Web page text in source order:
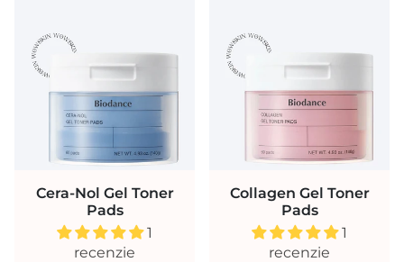
Cera-Nol Gel Toner
Pads
1
recenzie
Collagen Gel Toner
Pads
1
recenzie